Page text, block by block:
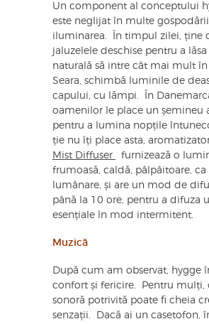
Un component al conceptului
este neglijat în multe gospodării
iluminarea. În timpul zilei, ține
jaluzelele deschise pentru a
naturală să intre cât mai mult în
Seara, schimbă luminile de
capului, cu lămpi. În
oamenilor le place un șemineu
pentru a lumina nopțile
ție nu îți place asta,
Mist Diffuser
furnizează o
frumoasă, caldă, pâlpâitoare, ca
lumânare, și are un mod de
până la 10 ore, pentru a difuza
esențiale în mod intermitent.
Muzică
După cum am observat, hygge
confort și fericire. Pentru mulți,
sonoră potrivită poate fi cheia
senzații. Dacă ai un casetofon,